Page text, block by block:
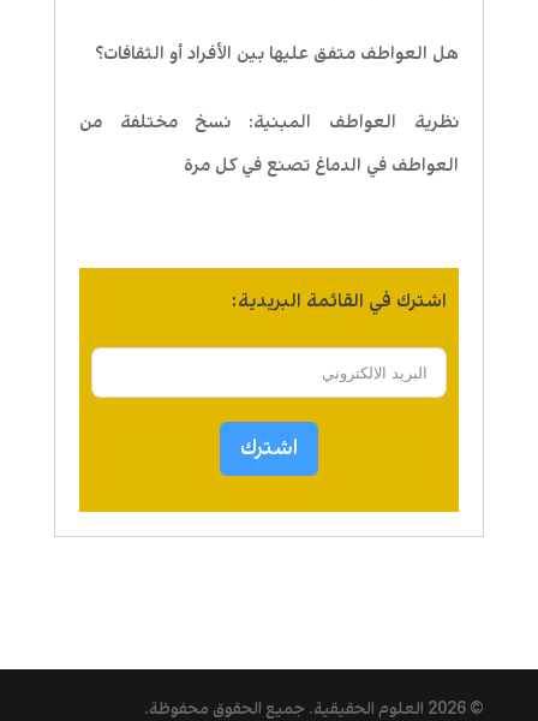
هل العواطف متفق عليها بين الأفراد أو الثقافات؟
نظرية العواطف المبنية: نسخ مختلفة من
العواطف في الدماغ تصنع في كل مرة
اشترك في القائمة البريدية:
اشترك
© 2026 العلوم الحقيقية. جميع الحقوق محفوظة.